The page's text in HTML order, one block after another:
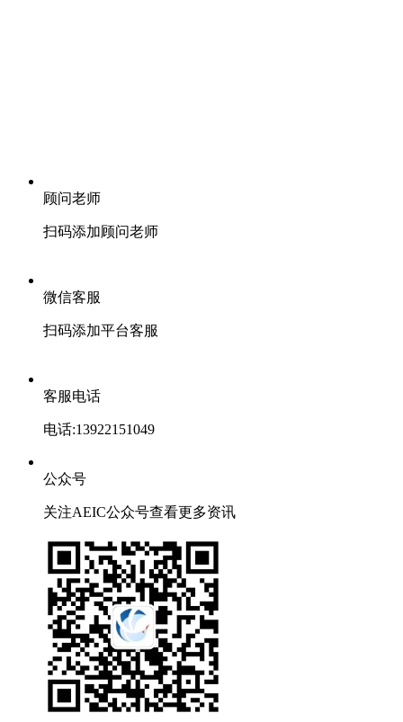
顾问老师
扫码添加顾问老师
微信客服
扫码添加平台客服
客服电话
电话:13922151049
公众号
关注AEIC公众号查看更多资讯